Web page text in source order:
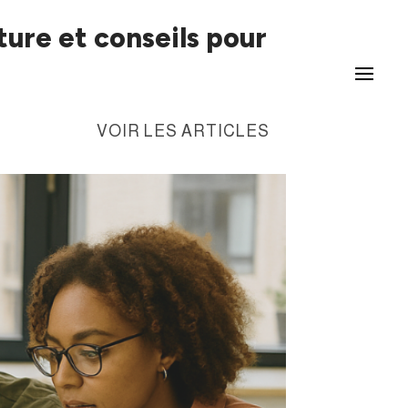
et conseils pour
VOIR LES ARTICLES